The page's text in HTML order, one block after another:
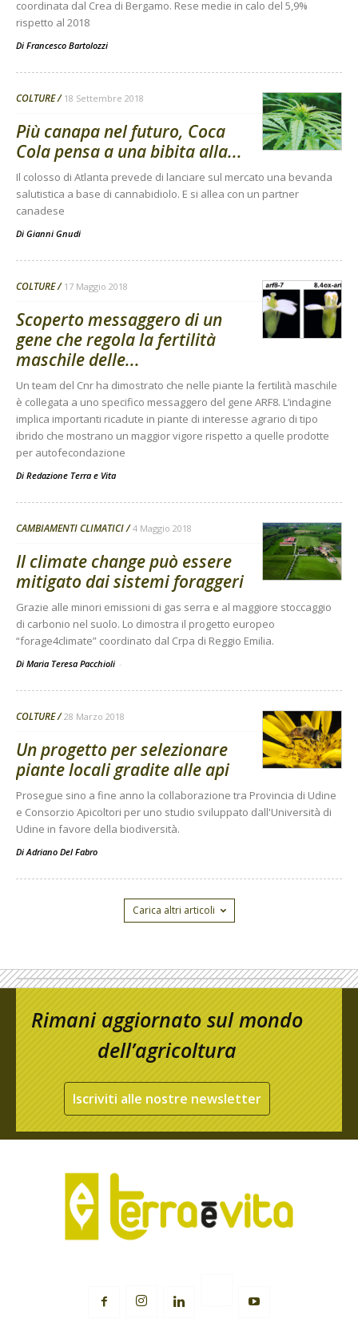
coordinata dal Crea di Bergamo. Rese medie in calo del 5,9%
rispetto al 2018
Di Francesco Bartolozzi
COLTURE 18 Settembre 2018
Più canapa nel futuro, Coca
Cola pensa a una bibita alla...
Il colosso di Atlanta prevede di lanciare sul mercato una bevanda
salutistica a base di cannabidiolo. E si allea con un partner
canadese
Di Gianni Gnudi
COLTURE 17 Maggio 2018
Scoperto messaggero di un
gene che regola la fertilità
maschile delle...
Un team del Cnr ha dimostrato che nelle piante la fertilità maschile
è collegata a uno specifico messaggero del gene ARF8. L’indagine
implica importanti ricadute in piante di interesse agrario di tipo
ibrido che mostrano un maggior vigore rispetto a quelle prodotte
per autofecondazione
Di Redazione Terra e Vita
CAMBIAMENTI CLIMATICI 4 Maggio 2018
Il climate change può essere
mitigato dai sistemi foraggeri
Grazie alle minori emissioni di gas serra e al maggiore stoccaggio
di carbonio nel suolo. Lo dimostra il progetto europeo
“forage4climate” coordinato dal Crpa di Reggio Emilia.
Di Maria Teresa Pacchioli -
COLTURE 28 Marzo 2018
Un progetto per selezionare
piante locali gradite alle api
Prosegue sino a fine anno la collaborazione tra Provincia di Udine
e Consorzio Apicoltori per uno studio sviluppato dall'Università di
Udine in favore della biodiversità.
DiAdriano Del Fabro
Carica altri articoli
Rimani aggiornato sul mondo
dell’agricoltura
Iscriviti alle nostre newsletter